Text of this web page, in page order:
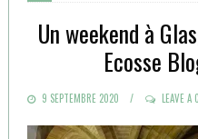
Un weekend à
Ecosse
POSTED
9 SEPTEMBRE 2020 LEAVE A